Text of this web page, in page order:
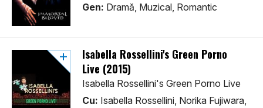
Gen: Dramă, Muzical, Romantic
Isabella Rossellini's Green Porno
Live (2015)
Isabella Rossellini's Green Porno Live
Cu: Isabella Rossellini, Norika Fujiwara,